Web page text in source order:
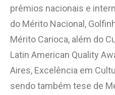
prêmios nacionais e
do Mérito Nacional,
Mérito Carioca, além do
Latin American Quality
Aires, Excelência em
sendo também tese de